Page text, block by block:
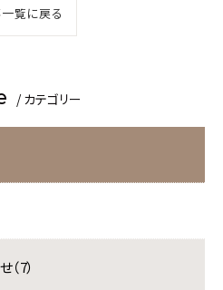
覧に戻る
/ カテゴリー
7）